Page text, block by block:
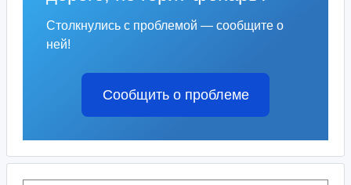
Столкнулись с проблемой — сообщите о
ней!
Сообщить о проблеме